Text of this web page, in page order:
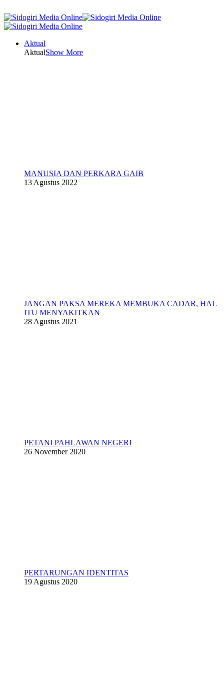
Aktual
AktualShow More
MANUSIA DAN PERKARA GAIB
13 Agustus 2022
JANGAN PAKSA MEREKA MEMBUKA CADAR, HAL
ITU MENYAKITKAN
28 Agustus 2021
PETANI PAHLAWAN NEGERI
26 November 2020
PERTARUNGAN IDENTITAS
19 Agustus 2020